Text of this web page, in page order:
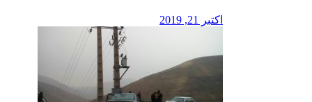
اکتبر 21, 2019